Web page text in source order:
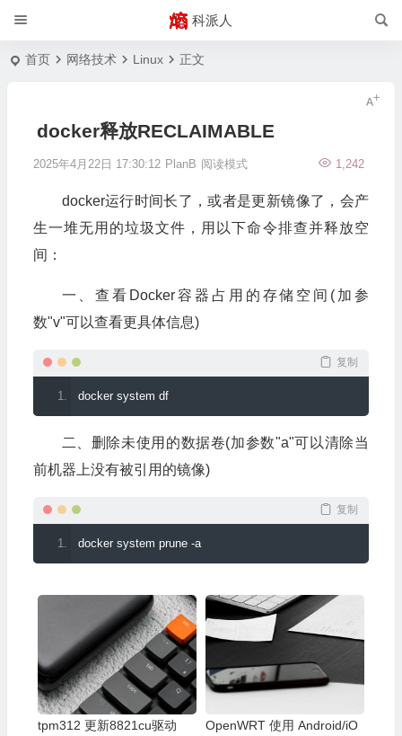
科派人
首页 网络技术 Linux 正文
docker释放RECLAIMABLE
2025年4月22日 17:30:12 PlanB 1,242
阅读模式
docker运行时间长了，或者是更新镜像了，会产
生一堆无用的垃圾文件，用以下命令排查并释放空
间：
一、查看Docker容器占用的存储空间(加参
数"v"可以查看更具体信息)
复制
docker system df
二、删除未使用的数据卷(加参数"a"可以清除当
前机器上没有被引用的镜像)
复制
docker system prune -a
tpm312 更新8821cu驱动
OpenWRT 使用 Android/iO